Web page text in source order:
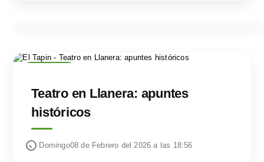
Teatro en Llanera: apuntes
históricos
Domingo08 de Febrero del 2026 a las 18:56